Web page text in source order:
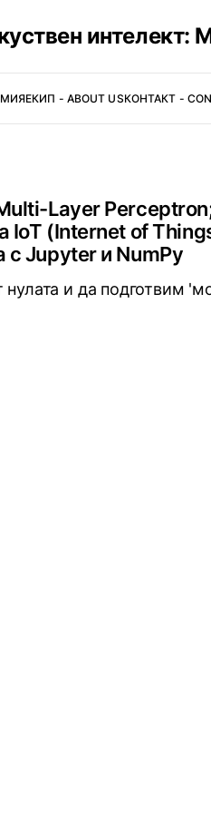
интелект:
ЕКИП - ABOUT USКОНТАКТ -
Layer
IoT (Internet of
с Jupyter и NumPy
и да подготвим